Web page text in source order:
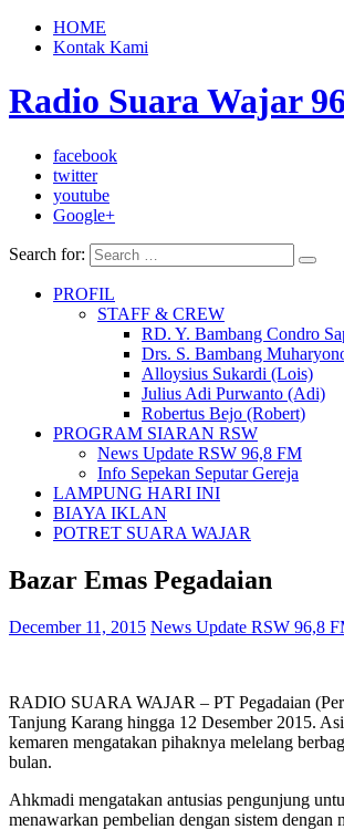
HOME
Kontak Kami
Radio Suara Wajar
facebook
twitter
youtube
Google+
Search for:
PROFIL
STAFF & CREW
RD. Y. Bambang Condro
Drs. S. Bambang
Alloysius Sukardi (Lois)
Julius Adi Purwanto (Adi)
Robertus Bejo (Robert)
PROGRAM SIARAN RSW
News Update RSW 96,8 FM
Info Sepekan Seputar Gereja
LAMPUNG HARI INI
BIAYA IKLAN
POTRET SUARA WAJAR
Bazar Emas Pegadaian
December 11, 2015 News Update RSW 96,8
RADIO SUARA WAJAR – PT Pegadaian
Tanjung Karang hingga 12 Desember 2015.
kemaren mengatakan pihaknya melelang
bulan.
Ahkmadi mengatakan antusias pengunjung
menawarkan pembelian dengan sistem